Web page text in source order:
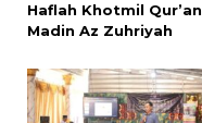
Haflah Khotmil Qur’an
Madin Az Zuhriyah